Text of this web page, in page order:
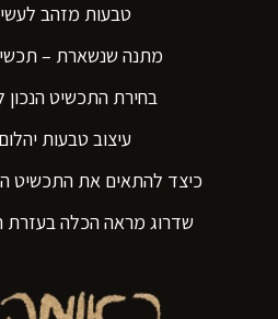
טבעות מזהב
מתנה שנשארת –
בחירת התכשיט
עיצוב טבעות
כיצד להתאים את התכשיט
שדרוג מראה הכלה בעזרת